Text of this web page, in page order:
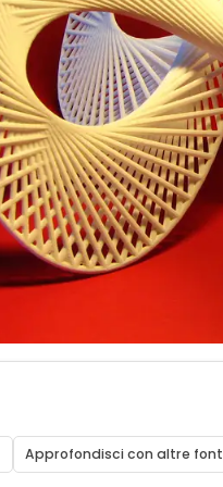
Approfondisci con altre